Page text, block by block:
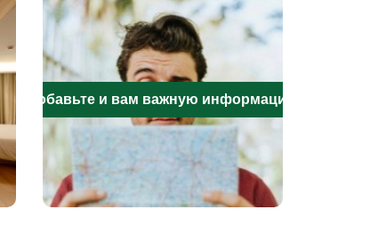
Добавьте и вам важную информацию